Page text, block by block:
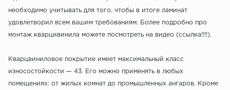
необходимо учитывать для того, чтобы в итоге ламинат
удовлетворил всем вашим требованиям. Более подробно про
монтаж кварцивинила можете посмотреть на видео (ссылка!!!!).
Кварцвиниловое покрытие имеет максимальный класс
износостойкости — 43. Его можно применять в любых
помещениях: от жилых комнат до промышленных ангаров. Кроме